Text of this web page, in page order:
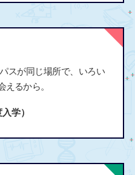
スが同じ場所で、いろい
えるから。
学）